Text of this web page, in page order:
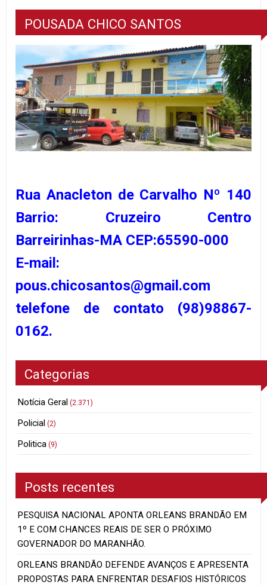
POUSADA CHICO SANTOS
Rua Anacleton de Carvalho Nº 140
Barrio: Cruzeiro Centro
Barreirinhas-MA CEP:65590-000
E-mail:
pous.chicosantos@gmail.com
telefone de contato (98)98867-
0162.
Categorias
Notícia Geral (2.371)
Policial (2)
Politica (9)
Posts recentes
PESQUISA NACIONAL APONTA ORLEANS BRANDÃO EM
1º E COM CHANCES REAIS DE SER O PRÓXIMO
GOVERNADOR DO MARANHÃO.
ORLEANS BRANDÃO DEFENDE AVANÇOS E APRESENTA
PROPOSTAS PARA ENFRENTAR DESAFIOS HISTÓRICOS